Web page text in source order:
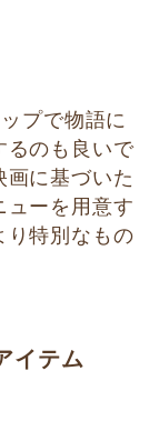
プで物語に
るのも良いで
画に基づいた
ューを用意す
り特別なもの
イテム